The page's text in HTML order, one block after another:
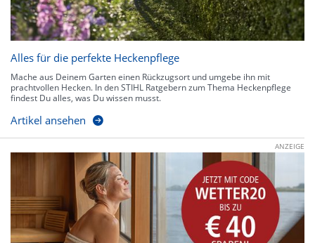
Alles für die perfekte Heckenpflege
Mache aus Deinem Garten einen Rückzugsort und umgebe ihn mit
prachtvollen Hecken. In den STIHL Ratgebern zum Thema Heckenpflege
findest Du alles, was Du wissen musst.
Artikel ansehen
ANZEIGE